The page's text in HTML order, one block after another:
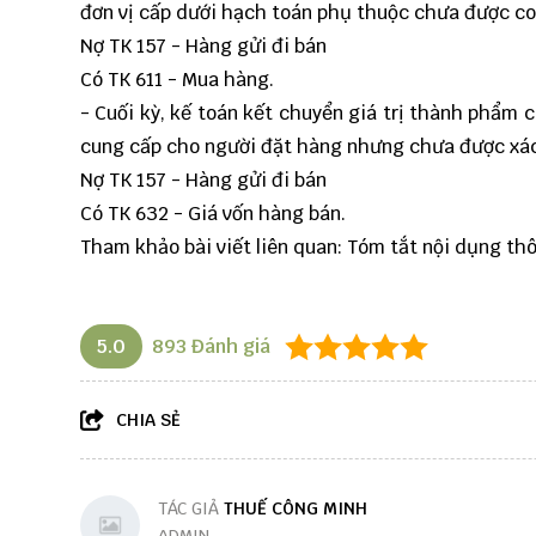
đơn vị cấp dưới hạch toán phụ thuộc chưa được
Nợ TK 157 - Hàng gửi đi bán
Có TK 611 - Mua hàng.
- Cuối kỳ, kế toán kết chuyển giá trị thành phẩm
cung cấp cho người đặt hàng nhưng chưa được
Nợ TK 157 - Hàng gửi đi bán
Có TK 632 - Giá vốn hàng bán.
Tham khảo bài viết liên quan: Tóm tắt nội dụng
5.0 893 Đánh giá
CHIA SẺ
TÁC GIẢ THUẾ CÔNG MINH